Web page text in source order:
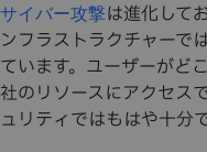
サイバー攻撃は進化して
ンフラストラクチャーで
ています。ユーザーがど
社のリソースにアクセス
ュリティではもはや十分